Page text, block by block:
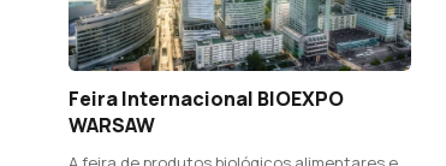
Feira Internacional BIOEXPO
WARSAW